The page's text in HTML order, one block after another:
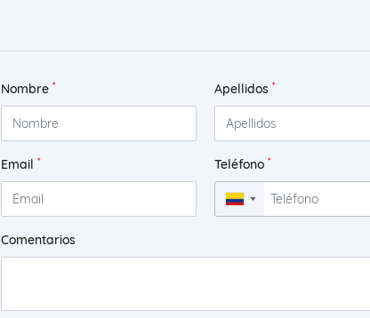
Nombre * Apellidos *
Email * Teléfono *
▼
Comentarios